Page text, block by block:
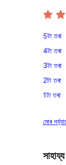
5
5-
star
reviews
5টা তৰা
0
4-
star
reviews
4টা তৰা
1
3-
star
3টা তৰা
0
2-
2টা তৰা
0
star
1টা তৰা
মোৰ
সাহায্য